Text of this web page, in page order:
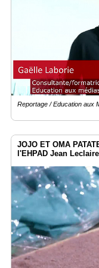
Reportage / Education aux
JOJO ET OMA
l'EHPAD Jean